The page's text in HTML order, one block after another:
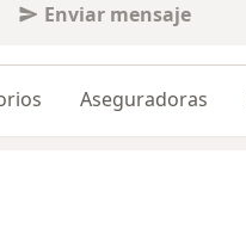
Enviar mensaje
Aseguradoras